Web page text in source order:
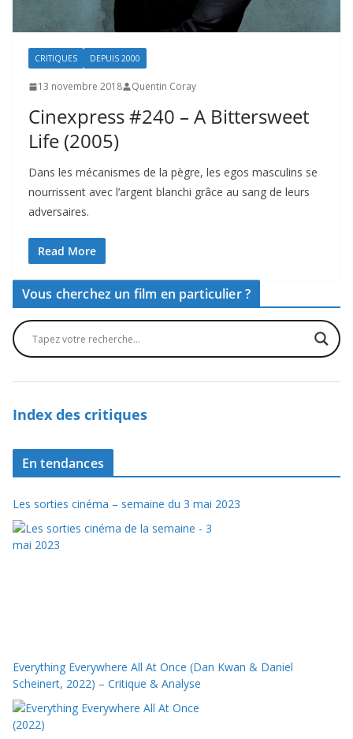
CRITIQUES DEPUIS 2000
13 novembre 2018 Quentin Coray
Cinexpress #240 – A Bittersweet
Life (2005)
Dans les mécanismes de la pègre, les egos masculins se
nourrissent avec l’argent blanchi grâce au sang de leurs
adversaires.
Read More
Vous cherchez un film en particulier ?
Index des critiques
En tendances
Les sorties cinéma – semaine du 3 mai 2023
Everything Everywhere All At Once (Dan Kwan & Daniel
Scheinert, 2022) – Critique & Analyse